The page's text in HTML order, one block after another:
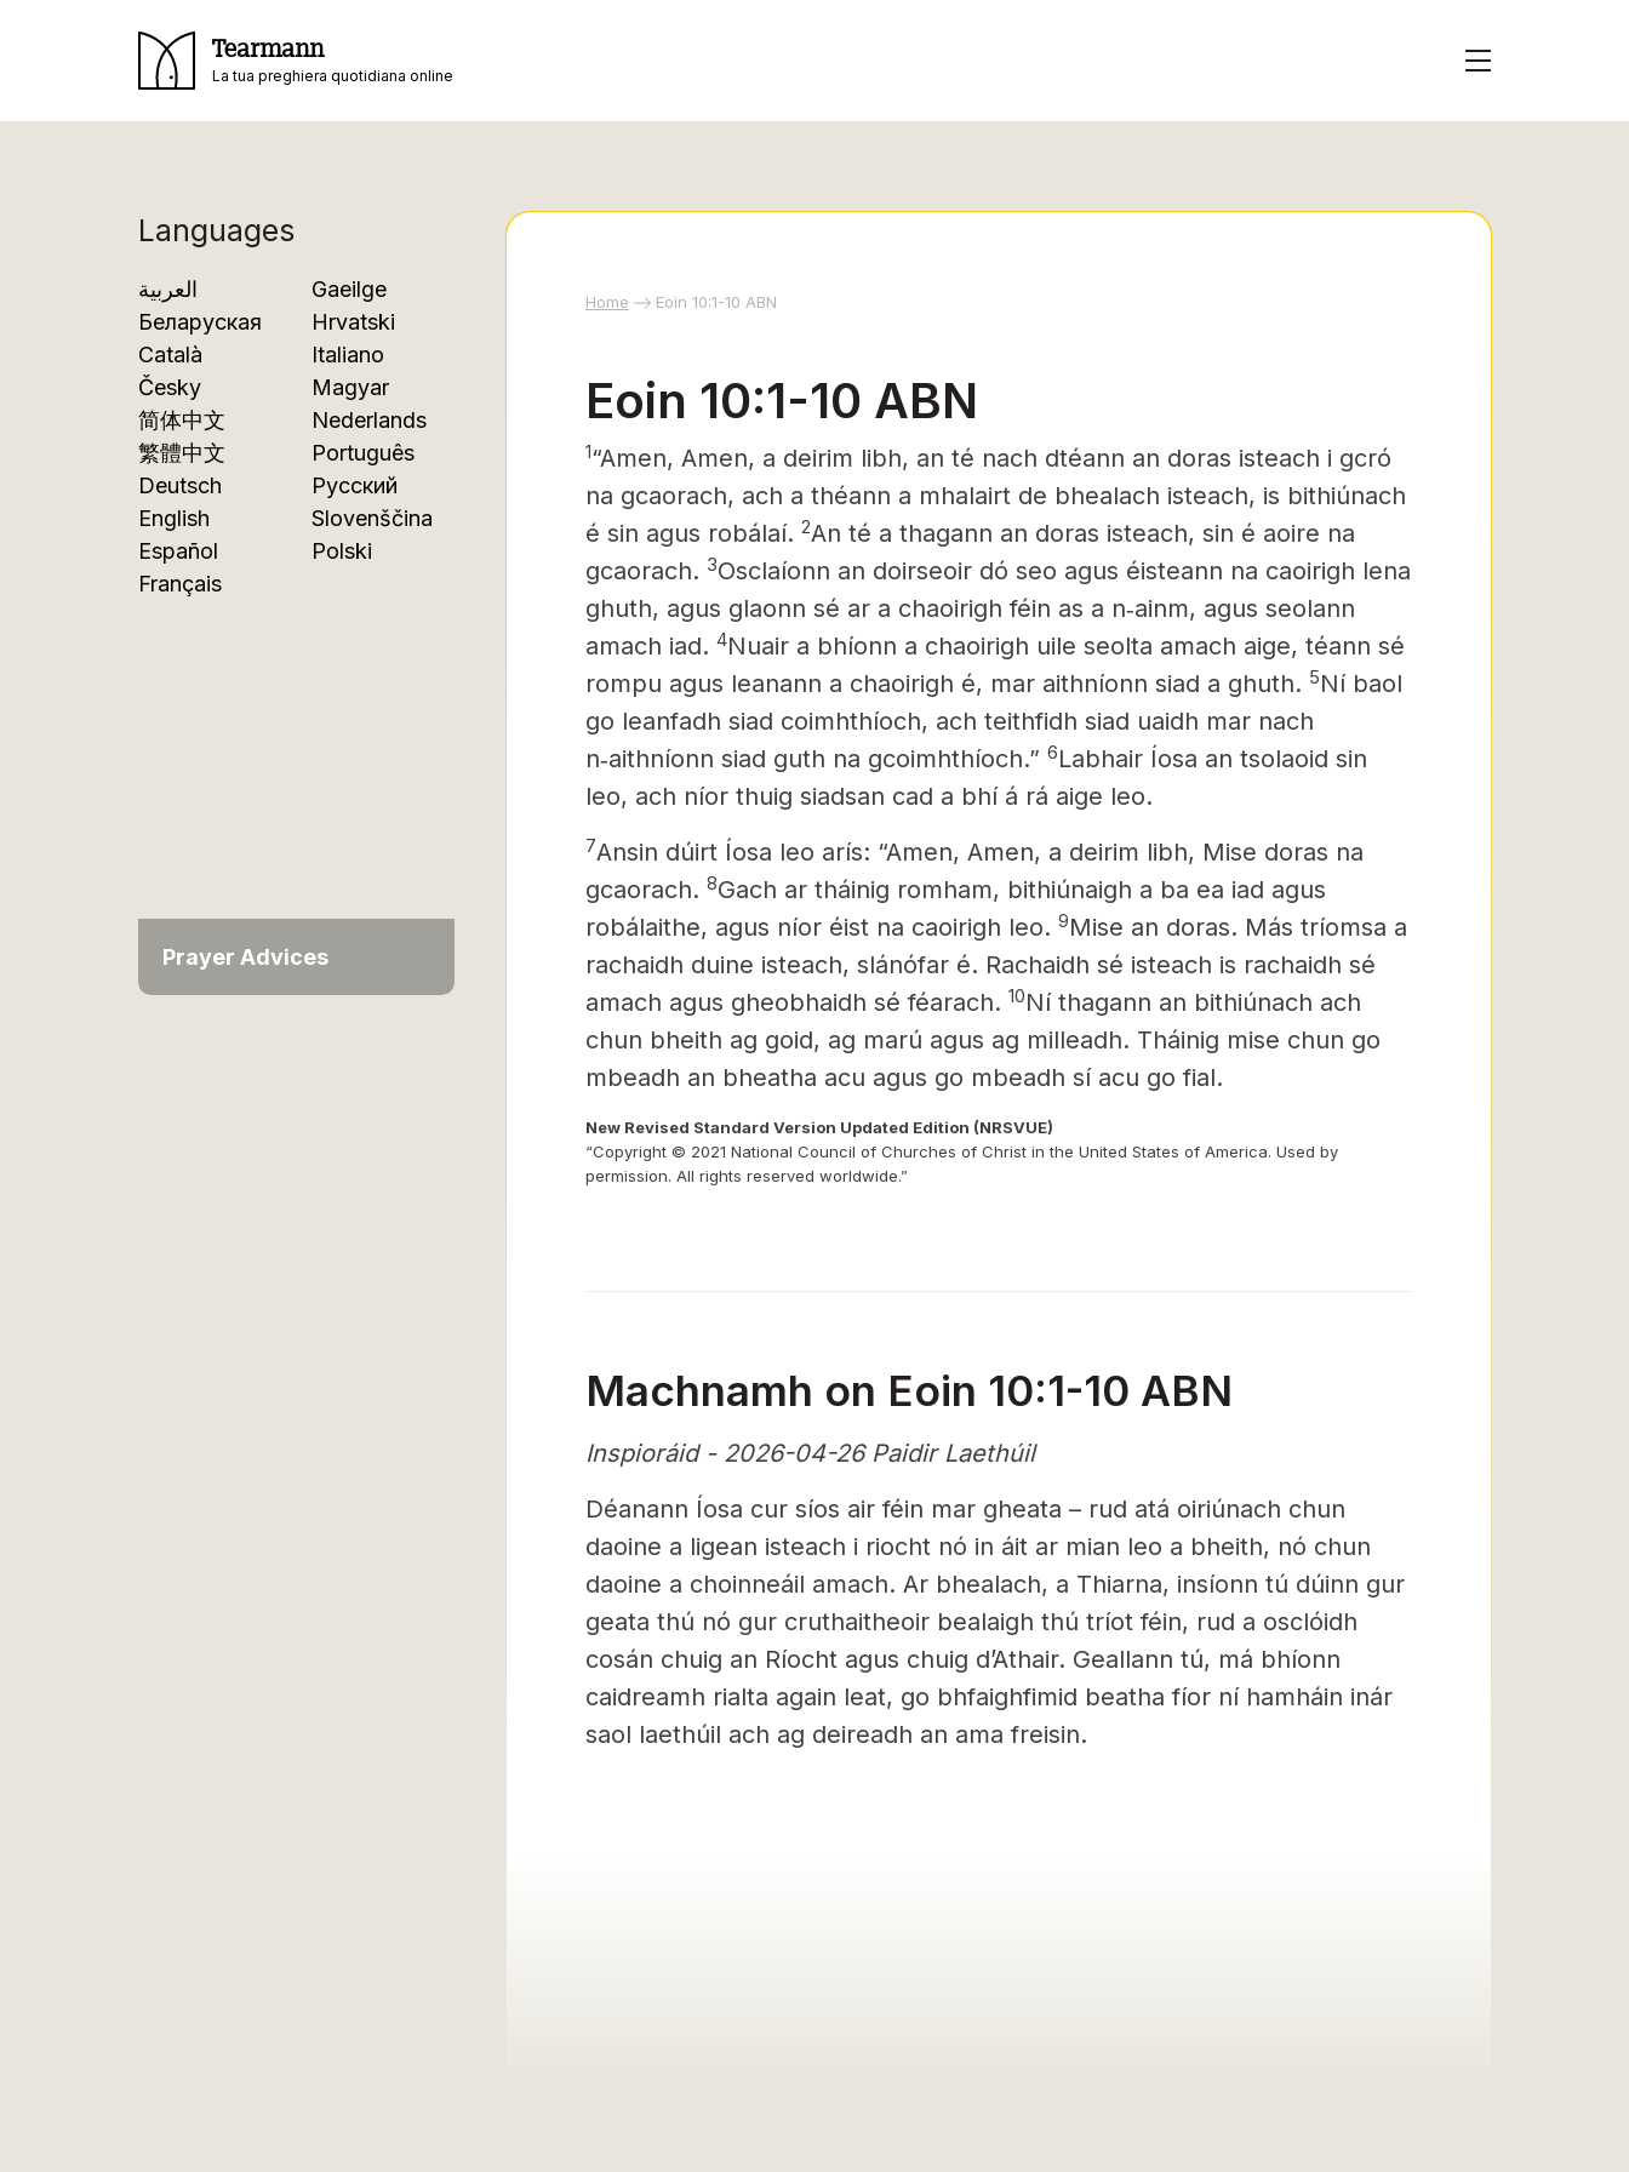
Tearmann
La tua preghiera quotidiana online
Languages
العربية
Беларуская
Català
Česky
简体中文
繁體中文
Deutsch
English
Español
Français
Gaeilge
Hrvatski
Italiano
Magyar
Nederlands
Português
Русский
Slovenščina
Polski
Prayer Advices
Home Eoin 10:1-10 ABN
Eoin 10:1-10 ABN
1“Amen, Amen, a deirim libh, an té nach dtéann an doras isteach i gcró
na gcaorach, ach a théann a mhalairt de bhealach isteach, is bithiúnach
é sin agus robálaí. 2An té a thagann an doras isteach, sin é aoire na
gcaorach. 3Osclaíonn an doirseoir dó seo agus éisteann na caoirigh lena
ghuth, agus glaonn sé ar a chaoirigh féin as a n‑ainm, agus seolann
amach iad. 4Nuair a bhíonn a chaoirigh uile seolta amach aige, téann sé
rompu agus leanann a chaoirigh é, mar aithníonn siad a ghuth. 5Ní baol
go leanfadh siad coimhthíoch, ach teithfidh siad uaidh mar nach
n‑aithníonn siad guth na gcoimhthíoch.” 6Labhair Íosa an tsolaoid sin
leo, ach níor thuig siadsan cad a bhí á rá aige leo.
7Ansin dúirt Íosa leo arís: “Amen, Amen, a deirim libh, Mise doras na
gcaorach. 8Gach ar tháinig romham, bithiúnaigh a ba ea iad agus
robálaithe, agus níor éist na caoirigh leo. 9Mise an doras. Más tríomsa a
rachaidh duine isteach, slánófar é. Rachaidh sé isteach is rachaidh sé
amach agus gheobhaidh sé féarach. 10Ní thagann an bithiúnach ach
chun bheith ag goid, ag marú agus ag milleadh. Tháinig mise chun go
mbeadh an bheatha acu agus go mbeadh sí acu go fial.
New Revised Standard Version Updated Edition (NRSVUE)
“Copyright © 2021 National Council of Churches of Christ in the United States of America. Used by
permission. All rights reserved worldwide.”
Machnamh on Eoin 10:1-10 ABN
Inspioráid - 2026-04-26 Paidir Laethúil
Déanann Íosa cur síos air féin mar gheata – rud atá oiriúnach chun
daoine a ligean isteach i riocht nó in áit ar mian leo a bheith, nó chun
daoine a choinneáil amach. Ar bhealach, a Thiarna, insíonn tú dúinn gur
geata thú nó gur cruthaitheoir bealaigh thú tríot féin, rud a osclóidh
cosán chuig an Ríocht agus chuig d’Athair. Geallann tú, má bhíonn
caidreamh rialta again leat, go bhfaighfimid beatha fíor ní hamháin inár
saol laethúil ach ag deireadh an ama freisin.